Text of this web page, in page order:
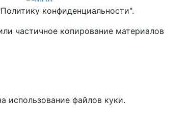
конфиденциальности".
частичное копирование материалов
использование файлов куки.